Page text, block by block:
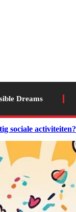
Dreams
sociale activiteiten?